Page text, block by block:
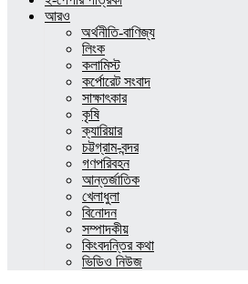
আরও
অর্থনীতি-বাণিজ্য
লিংক
কলামিস্ট
কর্পোরেট সংবাদ
সাক্ষাৎকার
কৃষি
ক্যারিয়ার
চট্টগ্রাম-বন্দর
গণপরিবহন
আন্তর্জাতিক
খেলাধুলা
বিনোদন
সম্পাদকীয়
কিংবদন্তির কথা
ভিডিও নিউজ